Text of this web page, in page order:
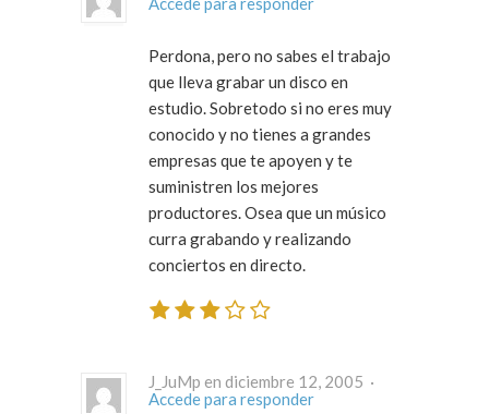
Perdona, pero no sabes el trabajo
que lleva grabar un disco en
estudio. Sobretodo si no eres muy
conocido y no tienes a grandes
empresas que te apoyen y te
suministren los mejores
productores. Osea que un músico
curra grabando y realizando
conciertos en directo.
J_JuMp en diciembre 12, 2005 ·
Accede para responder